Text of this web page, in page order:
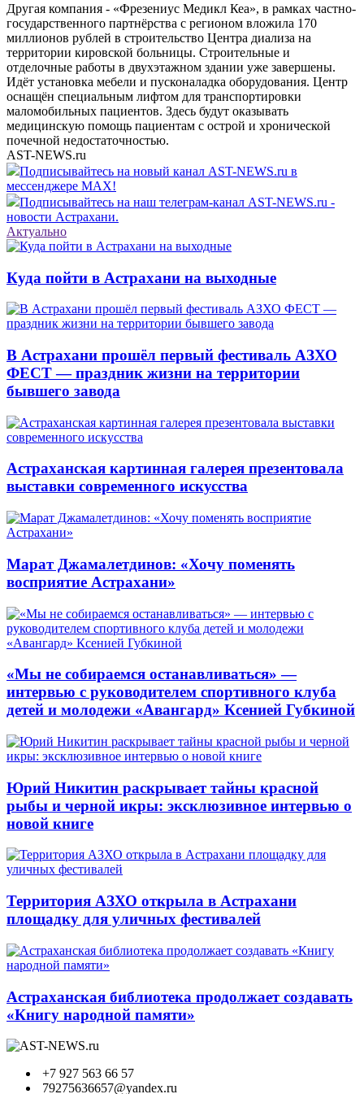
Другая компания - «Фрезениус Медикл Кеа», в рамках частно-
государственного партнёрства с регионом вложила 170
миллионов рублей в строительство Центра диализа на
территории кировской больницы. Строительные и
отделочные работы в двухэтажном здании уже завершены.
Идёт установка мебели и пусконаладка оборудования. Центр
оснащён специальным лифтом для транспортировки
маломобильных пациентов. Здесь будут оказывать
медицинскую помощь пациентам с острой и хронической
почечной недостаточностью.
AST-NEWS.ru
Подписывайтесь на новый канал AST-NEWS.ru в
мессенджере MAX!
Подписывайтесь на наш телеграм-канал AST-NEWS.ru -
новости Астрахани.
Актуально
Куда пойти в Астрахани на выходные
В Астрахани прошёл первый фестиваль АЗХО
ФЕСТ — праздник жизни на территории
бывшего завода
Астраханская картинная галерея презентовала
выставки современного искусства
Марат Джамалетдинов: «Хочу поменять
восприятие Астрахани»
«Мы не собираемся останавливаться» —
интервью с руководителем спортивного клуба
детей и молодежи «Авангард» Ксенией Губкиной
Юрий Никитин раскрывает тайны красной
рыбы и черной икры: эксклюзивное интервью о
новой книге
Территория АЗХО открыла в Астрахани
площадку для уличных фестивалей
Астраханская библиотека продолжает создавать
«Книгу народной памяти»
+7 927 563 66 57
79275636657@yandex.ru